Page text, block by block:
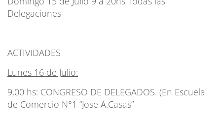
Delegaciones
ACTIVIDADES
Lunes 16 de Julio:
9,00 hs: CONGRESO DE DELEGADOS. (En Escuela
de Comercio N°1 “Jose A.Casas”